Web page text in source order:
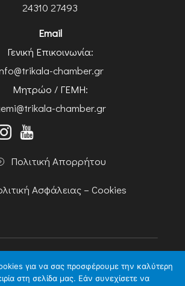
24310 27493
Email
Γενική Επικοινωνία:
chamber.gr
Μητρώο / ΓΕΜΗ:
chamber.gr
Πολιτική Απορρήτου
Ασφάλειας – Cookies
για να σας προσφέρουμε την καλύτερη
στη σελίδα μας. Εάν συνεχίσετε να